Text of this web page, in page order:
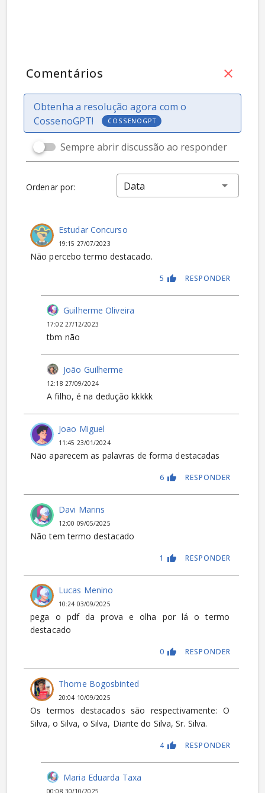
Comentários
Obtenha a resolução agora com o
CossenoGPT!
COSSENOGPT
Sempre abrir discussão ao responder
Ordenar por: Data
Estudar Concurso
19:15 27/07/2023
Não percebo termo destacado.
RESPONDER
5
Guilherme Oliveira
17:02 27/12/2023
tbm não
João Guilherme
12:18 27/09/2024
A filho, é na dedução kkkkk
Joao Miguel
11:45 23/01/2024
Não aparecem as palavras de forma destacadas
RESPONDER
6
Davi Marins
12:00 09/05/2025
Não tem termo destacado
RESPONDER
1
Lucas Menino
10:24 03/09/2025
pega o pdf da prova e olha por lá o termo
destacado
RESPONDER
0
Thorne Bogosbinted
20:04 10/09/2025
Os termos destacados são respectivamente: O
Silva, o Silva, o Silva, Diante do Silva, Sr. Silva.
RESPONDER
4
Maria Eduarda Taxa
00:08 30/10/2025